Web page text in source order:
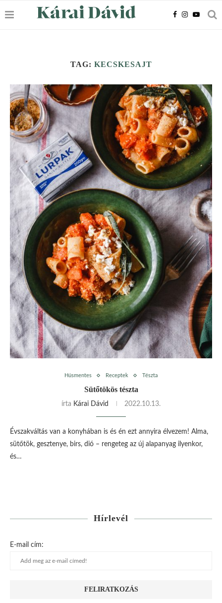
TAG: KECSKESAJT
Húsmentes Receptek Tészta
Sütőtökös tészta
írta Kárai Dávid 2022.10.13.
Évszakváltás van a konyhában is és én ezt annyira élvezem! Alma,
sütőtök, gesztenye, birs, dió – rengeteg az új alapanyag ilyenkor,
és…
Hírlevél
E-mail cím: